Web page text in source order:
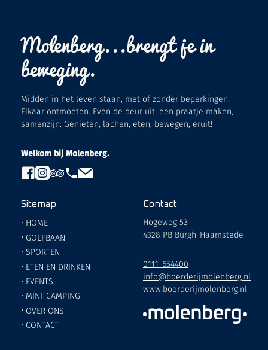
Molenberg...brengt je in
beweging.
Midden in het leven staan, met of zonder beperkingen.
Elkaar ontmoeten. Even de deur uit, een praatje maken,
samenzijn. Genieten, lachen, eten, bewegen, eruit!
Welkom bij Molenberg.
Sitemap
• HOME
• GOLFBAAN
• SPORTEN
• ETEN EN DRINKEN
• EVENTS
• MINI-CAMPING
• OVER ONS
• CONTACT
Contact
Hogeweg 53
4328 PB Burgh-Haamstede
0111-654400
info@boerderijmolenberg.nl
www.boerderijmolenberg.nl